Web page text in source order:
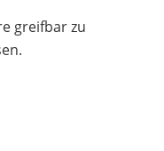
greifbar zu